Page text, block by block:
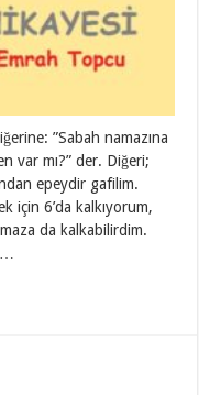
”Sabah namazına
var mı?” der. Diğeri;
epeydir gafilim.
için 6’da kalkıyorum,
da kalkabilirdim.